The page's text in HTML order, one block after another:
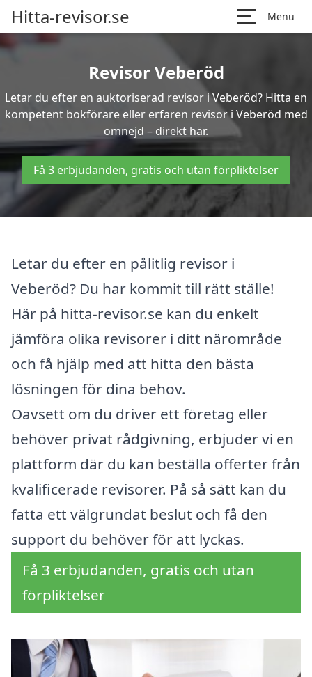
Hitta-revisor.se Menu
Revisor Veberöd
Letar du efter en auktoriserad revisor i Veberöd? Hitta en
kompetent bokförare eller erfaren revisor i Veberöd med
omnejd – direkt här.
Få 3 erbjudanden, gratis och utan förpliktelser
Letar du efter en pålitlig revisor i
Veberöd? Du har kommit till rätt ställe!
Här på hitta-revisor.se kan du enkelt
jämföra olika revisorer i ditt närområde
och få hjälp med att hitta den bästa
lösningen för dina behov.
Oavsett om du driver ett företag eller
behöver privat rådgivning, erbjuder vi en
plattform där du kan beställa offerter från
kvalificerade revisorer. På så sätt kan du
fatta ett välgrundat beslut och få den
support du behöver för att lyckas.
Få 3 erbjudanden, gratis och utan
förpliktelser